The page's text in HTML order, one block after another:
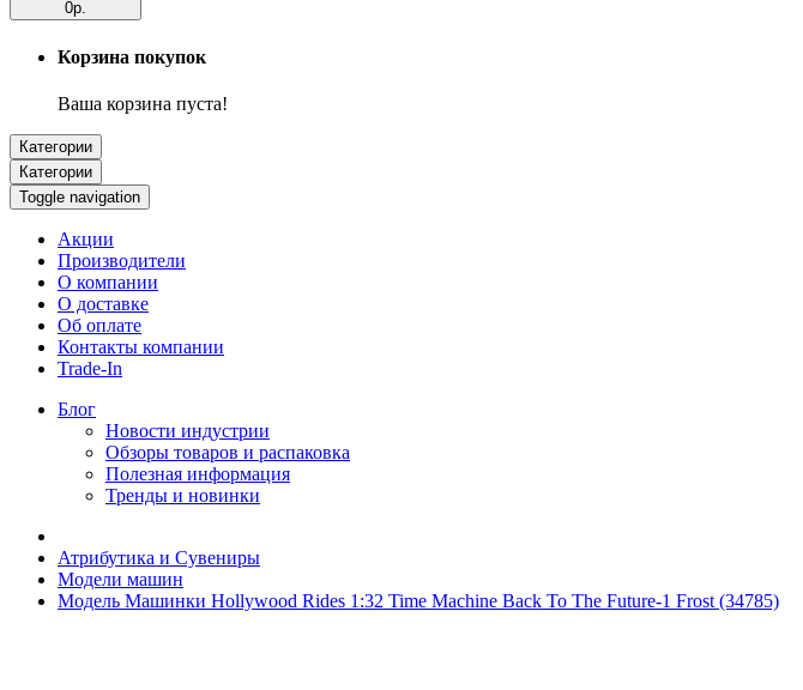
0р.
Корзина покупок
Ваша корзина пуста!
Категории
Категории
Toggle navigation
Акции
Производители
О компании
О доставке
Об оплате
Контакты компании
Trade-In
Блог
Новости индустрии
Обзоры товаров и распаковка
Полезная информация
Тренды и новинки
Атрибутика и Сувениры
Модели машин
Модель Машинки Hollywood Rides 1:32 Time Machine Back To The Future-1 Frost (34785)